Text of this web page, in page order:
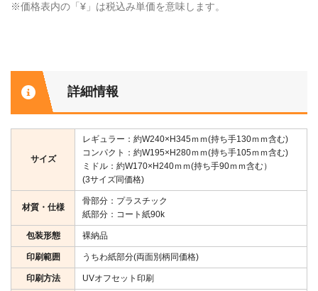
※価格表内の「¥」は税込み単価を意味します。
詳細情報
サイズ
レギュラー：約W240×H345ｍｍ(持ち手130ｍｍ含む)
コンパクト：約W195×H280ｍｍ(持ち手105ｍｍ含む)
ミドル：約W170×H240ｍｍ(持ち手90ｍｍ含む）
(3サイズ同価格)
材質・仕様
骨部分：プラスチック
紙部分：コート紙90k
包装形態 裸納品
印刷範囲 うちわ紙部分(両面別柄同価格)
印刷方法 UVオフセット印刷